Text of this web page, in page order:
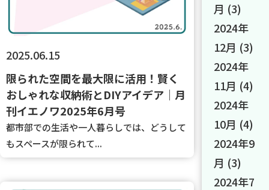
2025.06.15
限られた空間を最大限に活用！賢く
おしゃれな収納術とDIYアイデア｜月
刊イエノワ2025年6月号
都市部での生活や一人暮らしでは、どうして
もスペースが限られて...
月 (3)
2024年
12月 (3)
2024年
11月 (4)
2024年
10月 (4)
2024年9
月 (3)
2024年7